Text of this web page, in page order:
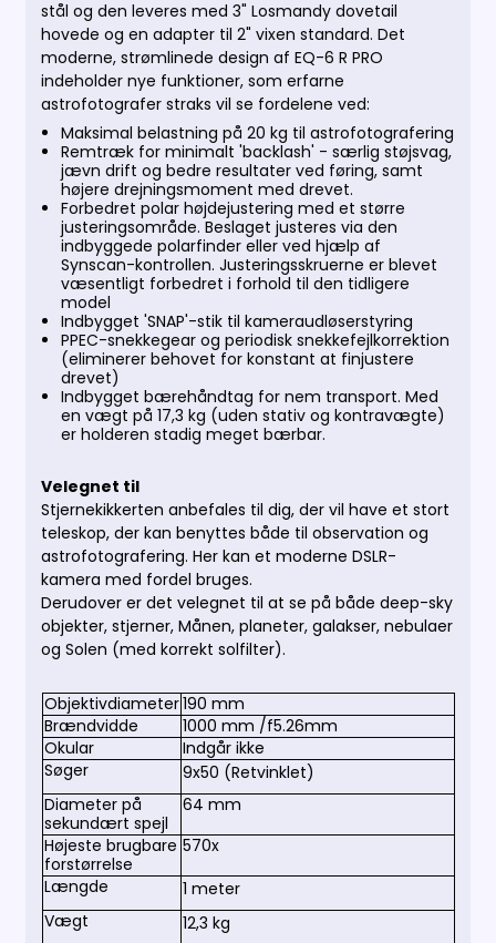
stål og den leveres med 3" Losmandy dovetail
hovede og en adapter til 2" vixen standard. Det
moderne, strømlinede design af EQ-6 R PRO
indeholder nye funktioner, som erfarne
astrofotografer straks vil se fordelene ved:
Maksimal belastning på 20 kg til astrofotografering
Remtræk for minimalt 'backlash' - særlig støjsvag,
jævn drift og bedre resultater ved føring, samt
højere drejningsmoment med drevet.
Forbedret polar højdejustering med et større
justeringsområde. Beslaget justeres via den
indbyggede polarfinder eller ved hjælp af
Synscan-kontrollen. Justeringsskruerne er blevet
væsentligt forbedret i forhold til den tidligere
model
Indbygget 'SNAP'-stik til kameraudløserstyring
PPEC-snekkegear og periodisk snekkefejlkorrektion
(eliminerer behovet for konstant at finjustere
drevet)
Indbygget bærehåndtag for nem transport. Med
en vægt på 17,3 kg (uden stativ og kontravægte)
er holderen stadig meget bærbar.
Velegnet til
Stjernekikkerten anbefales til dig, der vil have et stort
teleskop, der kan benyttes både til observation og
astrofotografering. Her kan et moderne DSLR-
kamera med fordel bruges.
Derudover er det velegnet til at se på både deep-sky
objekter, stjerner, Månen, planeter, galakser, nebulaer
og Solen (med korrekt solfilter).
Objektivdiameter190 mm
Brændvidde
1000 mm /f5.26mm
Okular
Indgår ikke
Søger
9x50 (Retvinklet)
Diameter på
sekundært spejl
64 mm
Højeste brugbare
forstørrelse
570x
Længde
1 meter
Vægt
12,3 kg